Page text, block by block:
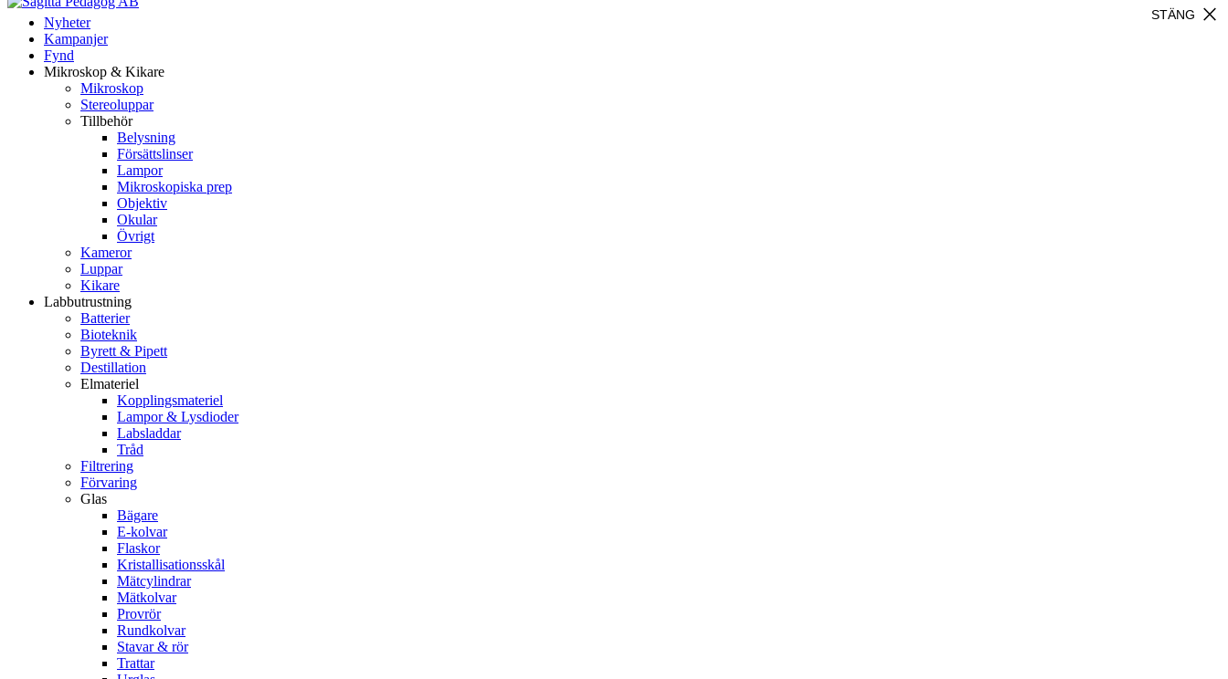
close
STÄNG
Nyheter
Kampanjer
Fynd
Mikroskop & Kikare
Mikroskop
Stereoluppar
Tillbehör
Belysning
Försättslinser
Lampor
Mikroskopiska prep
Objektiv
Okular
Övrigt
Kameror
Luppar
Kikare
Labbutrustning
Batterier
Bioteknik
Byrett & Pipett
Destillation
Elmateriel
Kopplingsmateriel
Lampor & Lysdioder
Labsladdar
Tråd
Filtrering
Förvaring
Glas
Bägare
E-kolvar
Flaskor
Kristallisationsskål
Mätcylindrar
Mätkolvar
Provrör
Rundkolvar
Stavar & rör
Trattar